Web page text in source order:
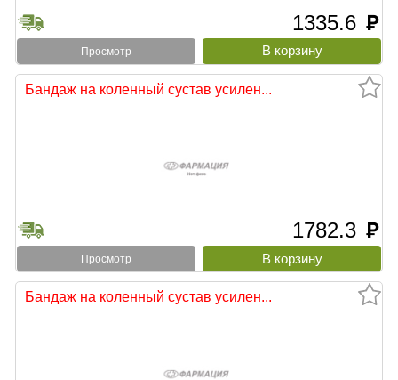
1335.6 руб
Просмотр
Бандаж на коленный сустав усилен...
1782.3 руб
Просмотр
Бандаж на коленный сустав усилен...